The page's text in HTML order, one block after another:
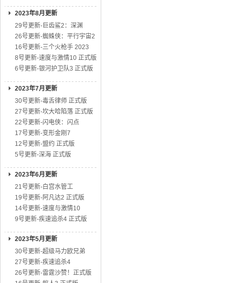
2023年8月更新
29号更新-巨齿鲨2：深渊
26号更新-蜘蛛侠：平行宇宙2
16号更新-三个火枪手 2023
8号更新-速度与激情10 正式版
6号更新-银河护卫队3 正式版
2023年7月更新
30号更新-毒舌律师 正式版
27号更新-坎大哈陷落 正式版
22号更新-闪电侠：闪点
17号更新-变形金刚7
12号更新-盟约 正式版
5号更新-深海 正式版
2023年6月更新
21号更新-白宫水管工
19号更新-阿凡达2 正式版
14号更新-速度与激情10
9号更新-疾速追杀4 正式版
2023年5月更新
30号更新-超级马力欧兄弟
27号更新-疾速追杀4
26号更新-雷霆沙赞！正式版